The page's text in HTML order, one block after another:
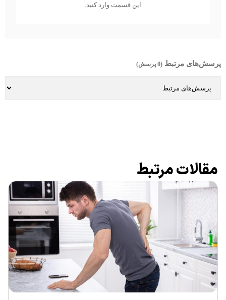
این قسمت وارد کنید.
پرسش‌های مرتبط (0 پرسش)
مقالات مرتبط